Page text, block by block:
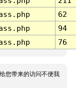
62
94
76
您带来的访问不便我